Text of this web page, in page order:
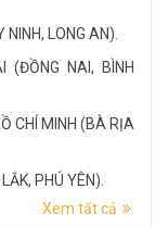
LONG AN).
NAI, BÌNH
CHÍ MINH (BÀ RỊA
PHÚ YÊN).
(LÂM ĐỒNG, ĐẮK
Xem tất cả